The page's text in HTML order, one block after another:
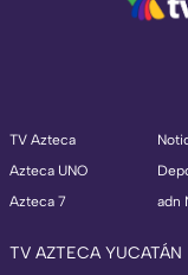
TV Azteca
Azteca UNO
Azteca 7
adn
TV AZTECA YUCATÁN